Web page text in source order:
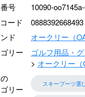
号
10090-
ード
0888392668493
ド
オークリー（
リー
ゴルフ用品・
オークリー（
リー
スキーブーツ選